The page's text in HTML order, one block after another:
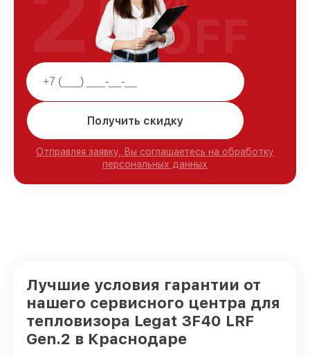
Получить скидку
Отправляя заявку, Вы соглашаетесь на обработку
персональных данных
OFF
Лучшие условия гарантии от
нашего сервисного центра для
тепловизора Legat 3F40 LRF
Gen.2 в Краснодаре